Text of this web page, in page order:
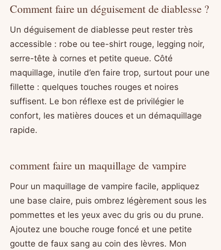
Comment faire un déguisement de diablesse ?
Un déguisement de diablesse peut rester très
accessible : robe ou tee-shirt rouge, legging noir,
serre-tête à cornes et petite queue. Côté
maquillage, inutile d’en faire trop, surtout pour une
fillette : quelques touches rouges et noires
suffisent. Le bon réflexe est de privilégier le
confort, les matières douces et un démaquillage
rapide.
comment faire un maquillage de vampire
Pour un maquillage de vampire facile, appliquez
une base claire, puis ombrez légèrement sous les
pommettes et les yeux avec du gris ou du prune.
Ajoutez une bouche rouge foncé et une petite
goutte de faux sang au coin des lèvres. Mon